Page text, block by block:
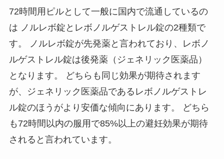
72時間用ピルとして一般に国内で流通しているの
は ノルレボ錠とレボノルゲストレル錠の2種類で
す。 ノルレボ錠が先発薬と言われており、レボノ
ルゲストレル錠は後発薬（ジェネリック医薬品）
となります。 どちらも同じ効果が期待されます
が、ジェネリック医薬品であるレボノルゲストレ
ル錠のほうがより安価な傾向にあります。 どちら
も72時間以内の服用で85%以上の避妊効果が期待
されると言われています。